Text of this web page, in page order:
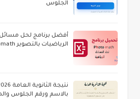
الجلوس
أفضل برنامج لحل مسائل
الرياضيات بالتصوير Photomath
نتيجة الثانوية
بالاسم ورقم الجلوس